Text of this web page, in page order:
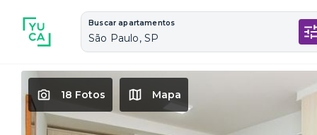
Buscar apartamentos
São Paulo, SP
18 Fotos Mapa